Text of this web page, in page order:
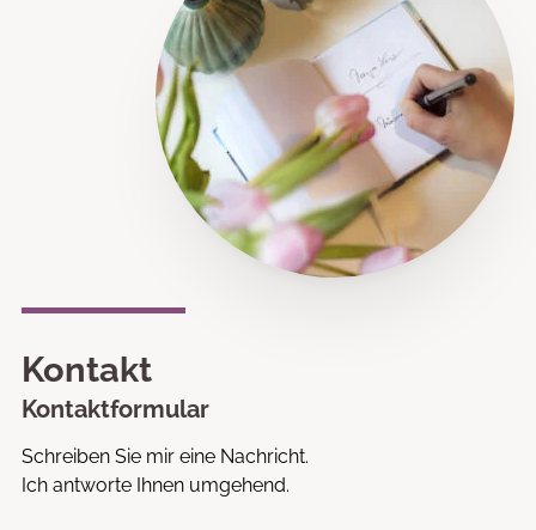
Kontakt
Kontaktformular
Schreiben Sie mir eine Nachricht.
Ich antworte Ihnen umgehend.